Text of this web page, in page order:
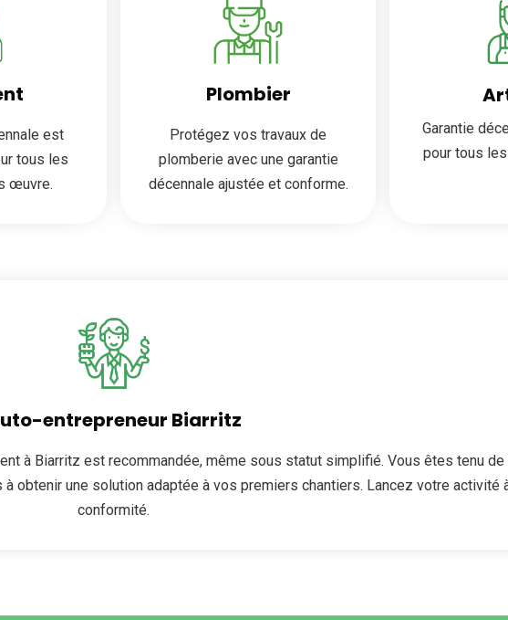
est
tous les
œuvre.
Plombier
Protégez vos travaux de
plomberie avec une garantie
décennale ajustée et conforme.
Garantie
pour tous
entrepreneur Biarritz
à Biarritz est recommandée, même sous statut simplifié. Vous êtes tenu de
obtenir une solution adaptée à vos premiers chantiers. Lancez votre activité
conformité.